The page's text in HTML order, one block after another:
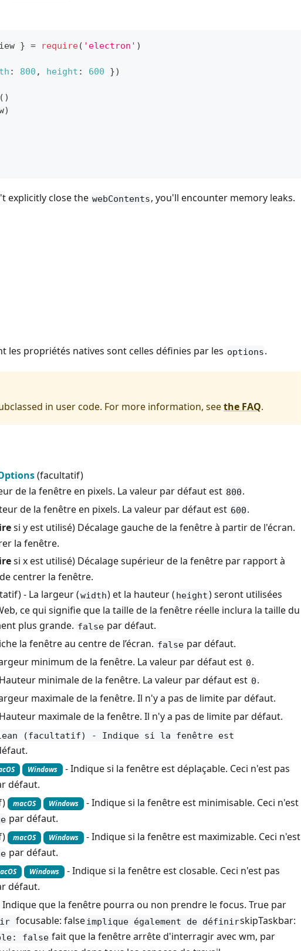
} = require( 'electron' )
: 800 , height : 600 })
( )
)
explicitly close the webContents, you'll encounter memory leaks.
les propriétés natives sont celles définies par les options.
in user code. For more information, seethe FAQ.
(facultatif)
de la fenêtre en pixels. La valeur par défaut est 800.
de la fenêtre en pixels. La valeur par défaut est 600.
si y est utilisé) Décalage gauche de la fenêtre à partir de l'écran.
la fenêtre.
si x est utilisé) Décalage supérieur de la fenêtre par rapport à
centrer la fenêtre.
- La largeur (width) et la hauteur ( height) seront utilisées
ce qui signifie que la taille de la fenêtre réelle inclura la taille du
plus grande. false par défaut.
la fenêtre au centre de l’écran. false par défaut.
minimum de la fenêtre. La valeur par défaut est 0.
minimale de la fenêtre. La valeur par défaut est 0.
maximale de la fenêtre. Il n'y a pas de limite par défaut.
maximale de la fenêtre. Il n'y a pas de limite par défaut.
(facultatif) - Indique si la fenêtre est
Windows
- Indique si la fenêtre est déplaçable. Ceci n'est pas
défaut.
macOS Windows
- Indique si la fenêtre est minimisable. Ceci n'est
par défaut.
macOS Windows
- Indique si la fenêtre est maximizable. Ceci n'est
par défaut.
Windows
- Indique si la fenêtre est closable. Ceci n'est pas
défaut.
que la fenêtre pourra ou non prendre le focus. True par
focusable: falseimplique également de définirskipTaskbar:
false fait que la fenêtre arrête d'interragir avec wm, par